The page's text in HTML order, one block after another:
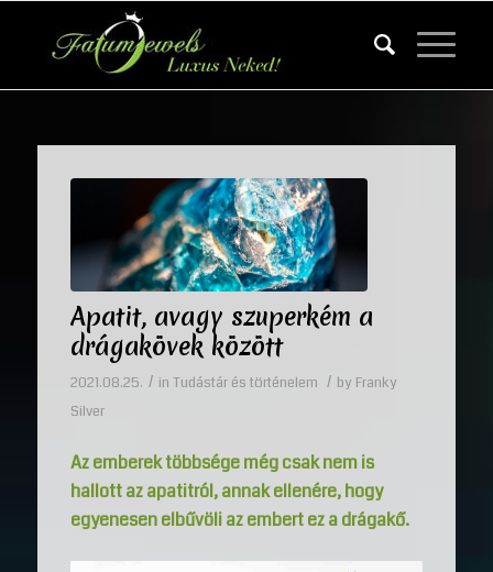
Apatit, avagy szuperkém a
drágakövek között
2021.08.25. / in Tudástár és történelem / by Franky
Silver
Az emberek többsége még csak nem is
hallott az apatitról, annak ellenére, hogy
egyenesen elbűvöli az embert ez a drágakő.